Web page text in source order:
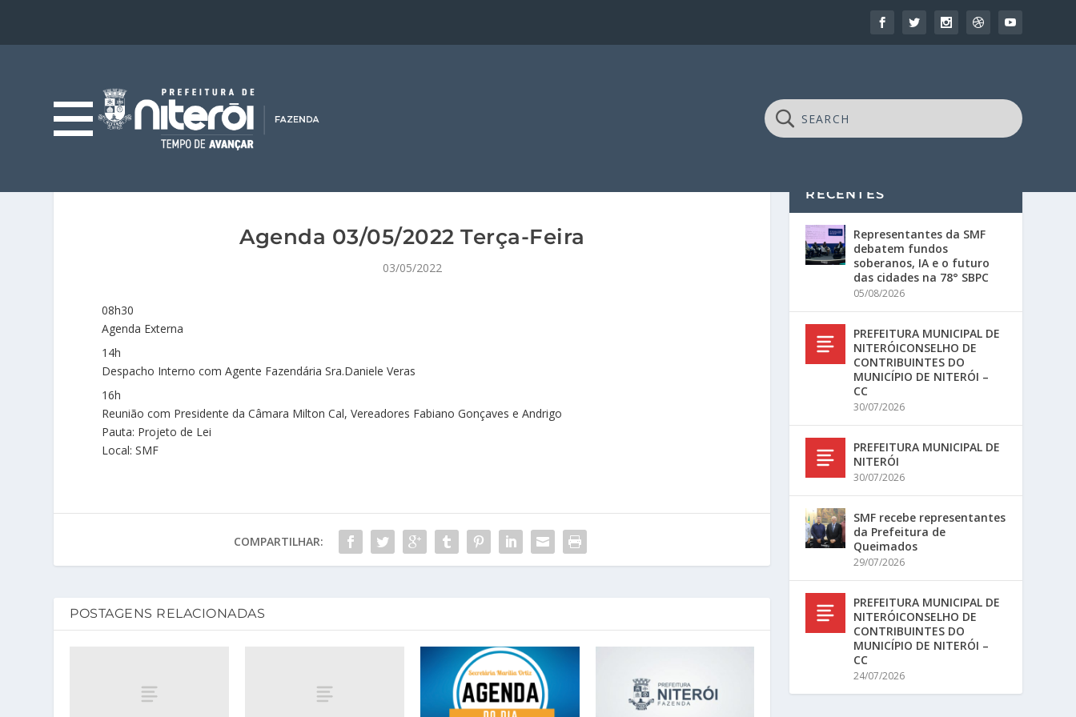
Agenda 03/05/2022 Terça-Feira
03/05/2022
08h30
Agenda Externa
14h
Despacho Interno com Agente Fazendária Sra.Daniele Veras
16h
Reunião com Presidente da Câmara Milton Cal, Vereadores Fabiano Gonçaves e Andrigo
Pauta: Projeto de Lei
Local: SMF
COMPARTILHAR:
POSTAGENS RELACIONADAS
RECENTES
Representantes da SMF
debatem fundos
soberanos, IA e o futuro
das cidades na 78° SBPC
05/08/2026
PREFEITURA MUNICIPAL DE
NITERÓICONSELHO DE
CONTRIBUINTES DO
MUNICÍPIO DE NITERÓI –
CC
30/07/2026
PREFEITURA MUNICIPAL DE
NITERÓI
30/07/2026
SMF recebe representantes
da Prefeitura de
Queimados
29/07/2026
PREFEITURA MUNICIPAL DE
NITERÓICONSELHO DE
CONTRIBUINTES DO
MUNICÍPIO DE NITERÓI –
CC
24/07/2026